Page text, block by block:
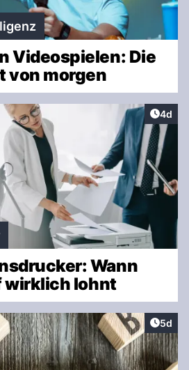
Videospielen: Die
von morgen
4d
Wann
wirklich lohnt
5d